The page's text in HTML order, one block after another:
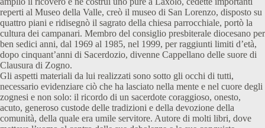
reperti al Museo della Valle, creò il museo di San Lorenzo, disposto su
quattro piani e ridisegnò il sagrato della chiesa parrocchiale, portò la
cultura dei campanari. Membro del consiglio presbiterale diocesano per
ben sedici anni, dal 1969 al 1985, nel 1999, per raggiunti limiti d’età,
dopo cinquant’anni di Sacerdozio, divenne Cappellano delle suore di
Clausura di Zogno.
Gli aspetti materiali da lui realizzati sono sotto gli occhi di tutti,
necessario evidenziare ciò che ha lasciato nella mente e nel cuore degli
zognesi e non solo: il ricordo di un sacerdote coraggioso, onesto,
acuto, generoso custode delle tradizioni e della devozione della
comunità, della quale era umile servitore. Autore di molti libri, dove